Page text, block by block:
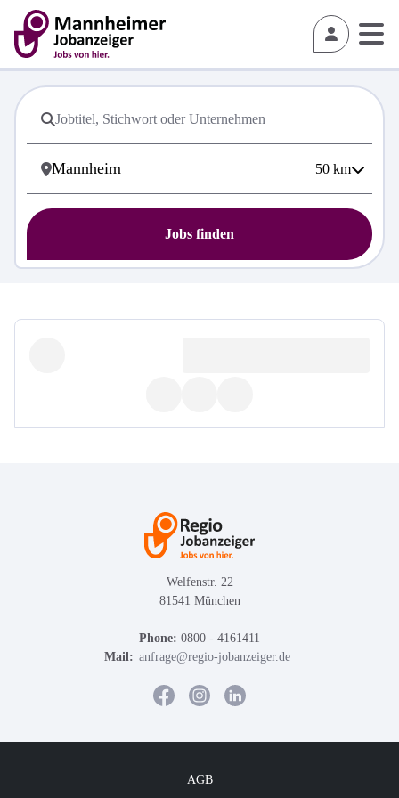
50 km
Jobs finden
Welfenstr. 22
81541 München
Phone: 0800 - 4161411
Mail: anfrage@regio-jobanzeiger.de
AGB